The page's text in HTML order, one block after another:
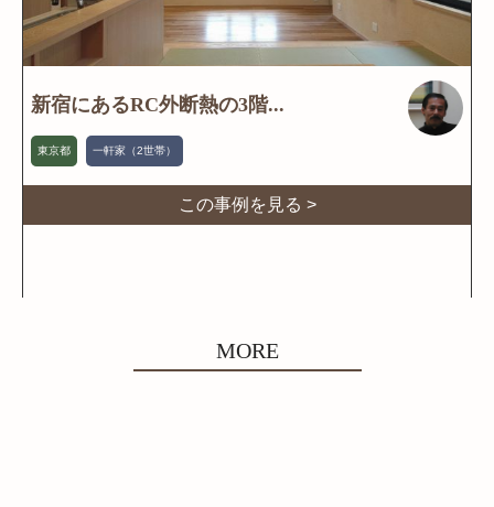
新宿にあるRC外断熱の3階...
東京都 一軒家（2世帯）
この事例を見る >
MORE